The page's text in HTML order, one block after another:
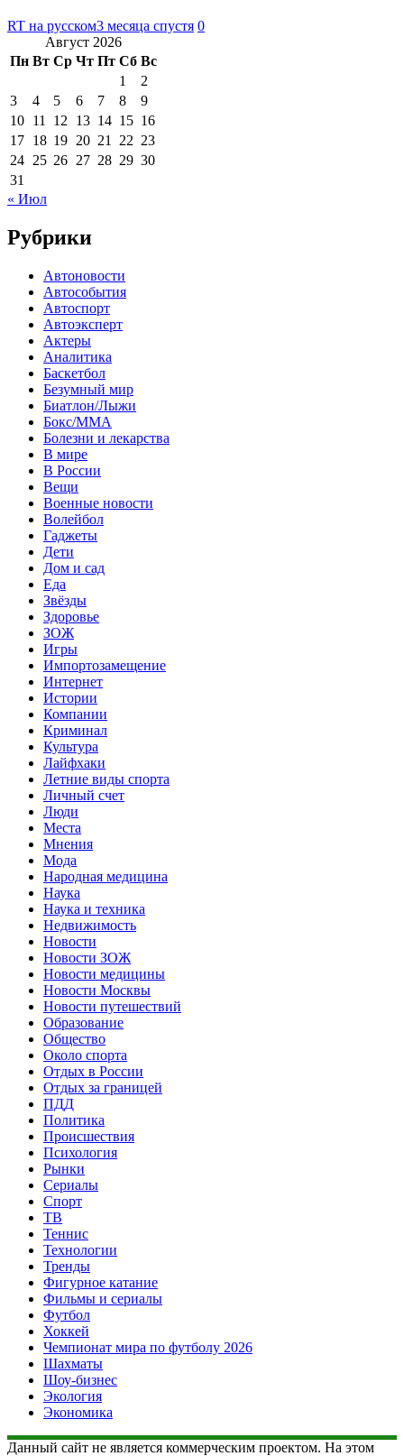
RT на русском3 месяца спустя 0
Август 2026
Пн Вт Ср Чт Пт Сб Вс
1
2
3
4 5 6 7 8
9
10 11 12 13 14 15 16
17 18 19 20 21 22 23
24 25 26 27 28 29 30
31
« Июл
Рубрики
Автоновости
Автособытия
Автоспорт
Автоэксперт
Актеры
Аналитика
Баскетбол
Безумный мир
Биатлон/Лыжи
Бокс/MMA
Болезни и лекарства
В мире
В России
Вещи
Военные новости
Волейбол
Гаджеты
Дети
Дом и сад
Еда
Звёзды
Здоровье
ЗОЖ
Игры
Импортозамещение
Интернет
Истории
Компании
Криминал
Культура
Лайфхаки
Летние виды спорта
Личный счет
Люди
Места
Мнения
Мода
Народная медицина
Наука
Наука и техника
Недвижимость
Новости
Новости ЗОЖ
Новости медицины
Новости Москвы
Новости путешествий
Образование
Общество
Около спорта
Отдых в России
Отдых за границей
ПДД
Политика
Происшествия
Психология
Рынки
Сериалы
Спорт
ТВ
Теннис
Технологии
Тренды
Фигурное катание
Фильмы и сериалы
Футбол
Хоккей
Чемпионат мира по футболу 2026
Шахматы
Шоу-бизнес
Экология
Экономика
Данный сайт не является коммерческим проектом. На этом